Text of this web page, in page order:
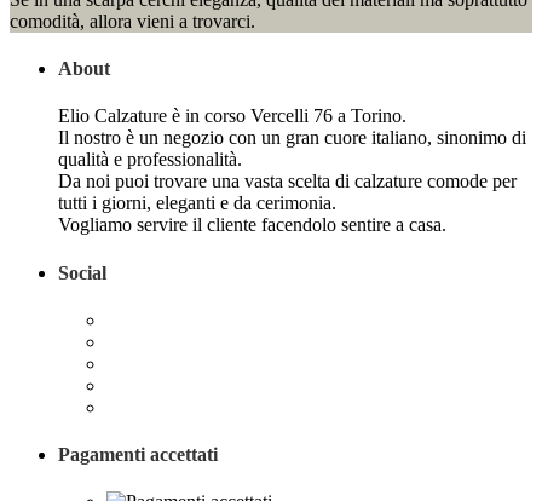
comodità, allora vieni a trovarci.
About
Elio Calzature è in corso Vercelli 76 a Torino.
Il nostro è un negozio con un gran cuore italiano, sinonimo di
qualità e professionalità.
Da noi puoi trovare una vasta scelta di calzature comode per
tutti i giorni, eleganti e da cerimonia.
Vogliamo servire il cliente facendolo sentire a casa.
Social
Pagamenti accettati